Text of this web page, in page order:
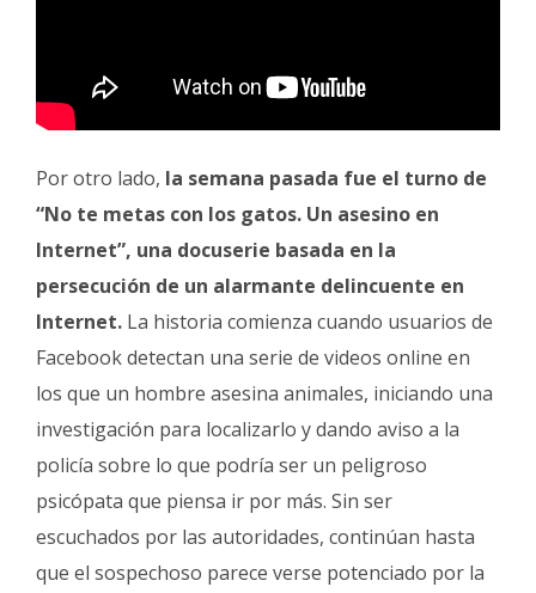
Por otro lado, la semana pasada fue el turno de
“No te metas con los gatos. Un asesino en
Internet”, una docuserie basada en la
persecución de un alarmante delincuente en
Internet. La historia comienza cuando usuarios de
Facebook detectan una serie de videos online en
los que un hombre asesina animales, iniciando una
investigación para localizarlo y dando aviso a la
policía sobre lo que podría ser un peligroso
psicópata que piensa ir por más. Sin ser
escuchados por las autoridades, continúan hasta
que el sospechoso parece verse potenciado por la